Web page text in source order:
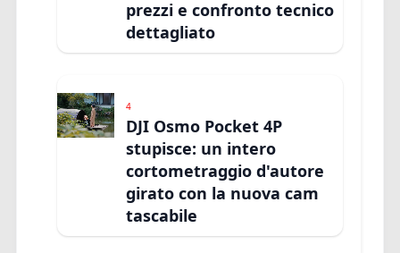
prezzi e confronto tecnico
dettagliato
4
DJI Osmo Pocket 4P
stupisce: un intero
cortometraggio d'autore
girato con la nuova cam
tascabile